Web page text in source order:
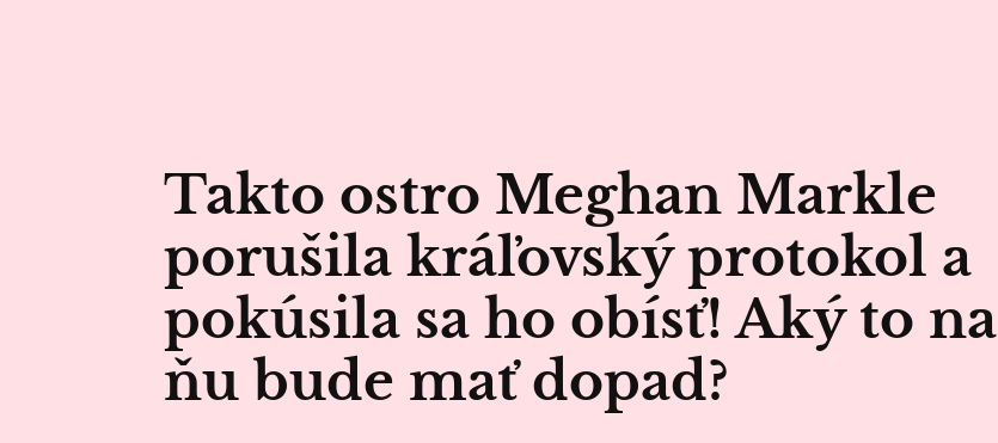
Takto ostro Meghan Markle
porušila kráľovský protokol a
pokúsila sa ho obísť! Aký to na
ňu bude mať dopad?